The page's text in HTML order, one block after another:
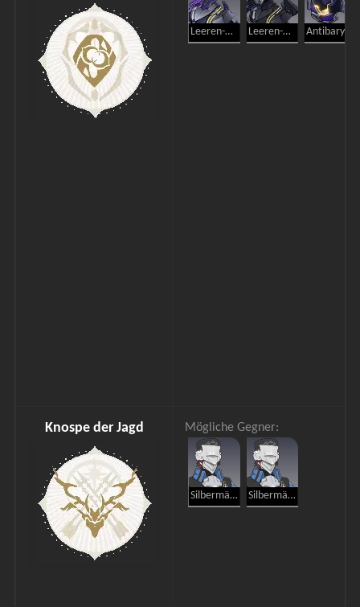
Leeren-Ranger: Plünderer Leeren-Ranger: Eliminator
Knospe der Jagd Mögliche Gegner:
Silbermähnen-Soldat Silbermähnen-Bogenschütze